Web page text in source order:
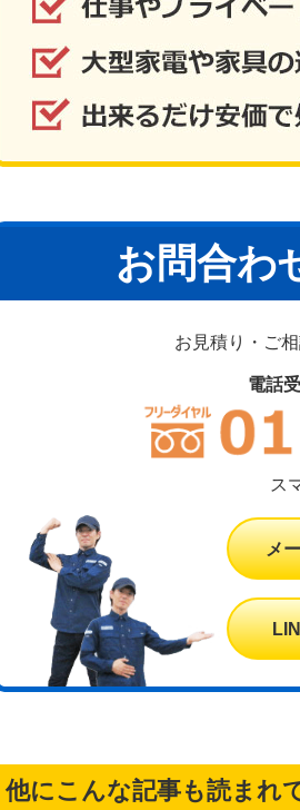
お問合わ
お見積り・ご
電話
ス
メ
他にこんな記事も読まれ